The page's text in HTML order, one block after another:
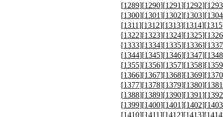
[1289][1290][1291][1292][1293
[1300][1301][1302][1303][1304
[1311][1312][1313][1314][1315
[1322][1323][1324][1325][1326
[1333][1334][1335][1336][1337
[1344][1345][1346][1347][1348
[1355][1356][1357][1358][1359
[1366][1367][1368][1369][1370
[1377][1378][1379][1380][1381
[1388][1389][1390][1391][1392
[1399][1400][1401][1402][1403
[1410][1411][1412][1413][1414